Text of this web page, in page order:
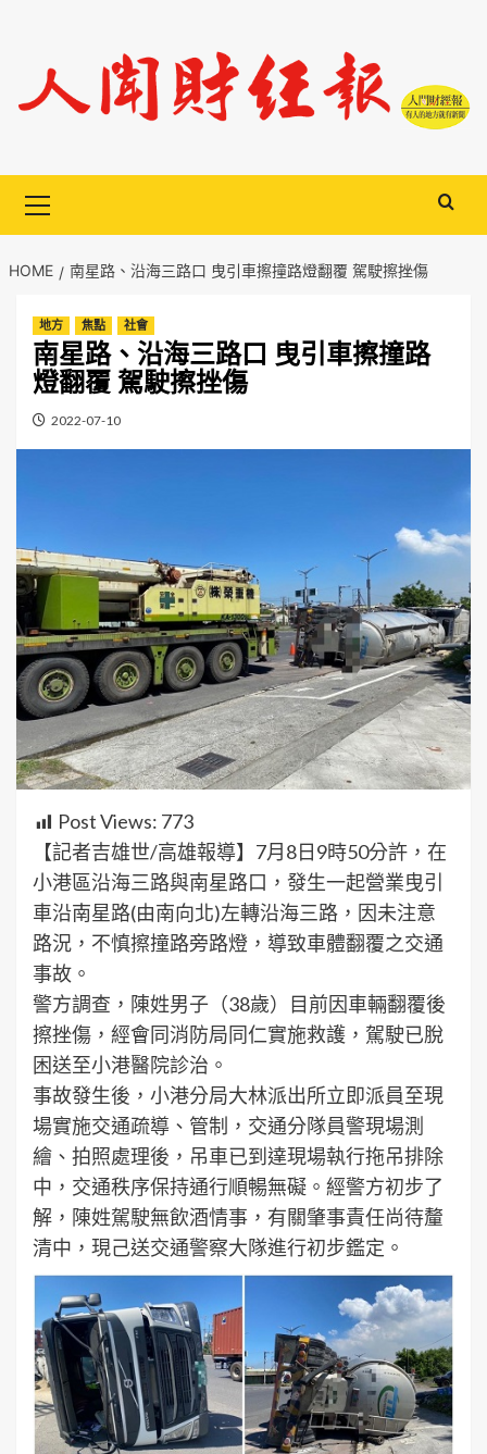
content
Menu
HOME 南星路、沿海三路口 曳引車擦撞路燈翻覆 駕駛擦挫傷
地方 焦點 社會
南星路、沿海三路口 曳引車擦撞路
燈翻覆 駕駛擦挫傷
2022-07-10
Post Views: 773
【記者吉雄世/高雄報導】7月8日9時50分許，在
小港區沿海三路與南星路口，發生一起營業曳引
車沿南星路(由南向北)左轉沿海三路，因未注意
路況，不慎擦撞路旁路燈，導致車體翻覆之交通
事故。
警方調查，陳姓男子（38歲）目前因車輛翻覆後
擦挫傷，經會同消防局同仁實施救護，駕駛已脫
困送至小港醫院診治。
事故發生後，小港分局大林派出所立即派員至現
場實施交通疏導、管制，交通分隊員警現場測
繪、拍照處理後，吊車已到達現場執行拖吊排除
中，交通秩序保持通行順暢無礙。經警方初步了
解，陳姓駕駛無飲酒情事，有關肇事責任尚待釐
清中，現己送交通警察大隊進行初步鑑定。